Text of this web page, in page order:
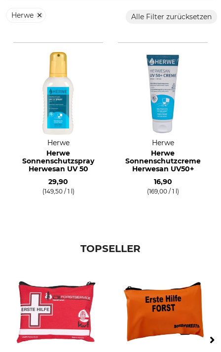
Herwe Alle Filter zurücksetzen
Herwe
Herwe
Sonnenschutzspray
Herwesan UV 50
29,90
(149,50 / 1 l)
Herwe
Herwe
Sonnenschutzcreme
Herwesan UV50+
16,90
(169,00 / 1 l)
TOPSELLER